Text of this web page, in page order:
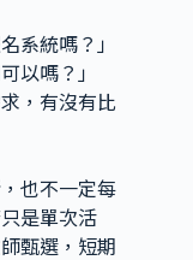
系統嗎？」
以嗎？」
，有沒有比
也不一定每
是單次活
甄選，短期